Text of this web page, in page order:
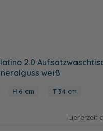
2.0
weiß
6 cm 34 cm
Lieferzeit